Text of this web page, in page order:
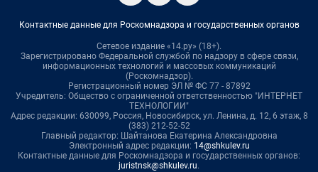
Контактные данные для Роскомнадзора и государственных органов
Сетевое издание «14.ру» (18+).
Зарегистрировано Федеральной службой по надзору в сфере связи,
информационных технологий и массовых коммуникаций
(Роскомнадзор).
Регистрационный номер ЭЛ № ФС 77 - 87892
Учредитель: Общество с ограниченной ответственностью "ИНТЕРНЕТ
ТЕХНОЛОГИИ"
Адрес редакции: 630099, Россия, Новосибирск, ул. Ленина, д. 12, 6 этаж, 8
(383) 212-52-52
Главный редактор: Шайтанова Екатерина Александровна
Электронный адрес редакции: 14@shkulev.ru
Контактные данные для Роскомнадзора и государственных органов:
juristnsk@shkulev.ru.